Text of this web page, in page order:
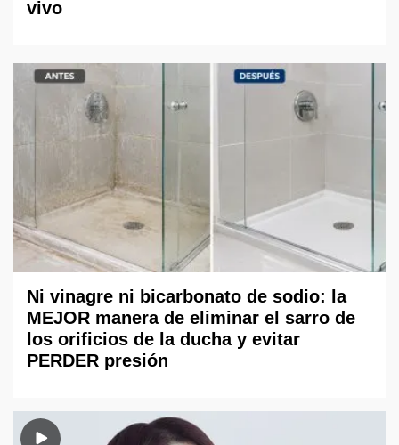
vivo
Ni vinagre ni bicarbonato de sodio: la
MEJOR manera de eliminar el sarro de
los orificios de la ducha y evitar
PERDER presión